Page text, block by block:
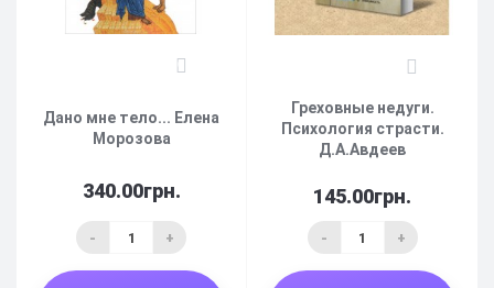
Дано мне тело... Елена
Морозова
340.00грн.
- +
Греховные недуги.
Психология страсти.
Д.А.Авдеев
145.00грн.
- +